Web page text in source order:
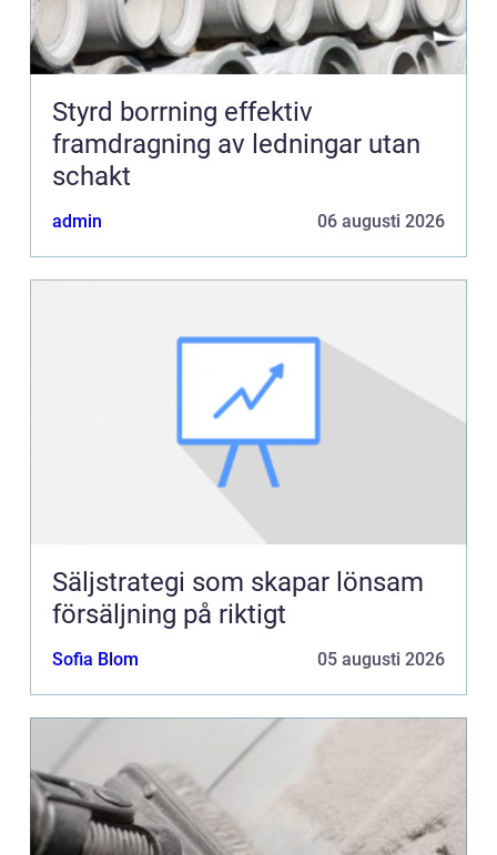
Styrd borrning effektiv
framdragning av ledningar utan
schakt
admin 06 augusti 2026
Säljstrategi som skapar lönsam
försäljning på riktigt
Sofia Blom 05 augusti 2026